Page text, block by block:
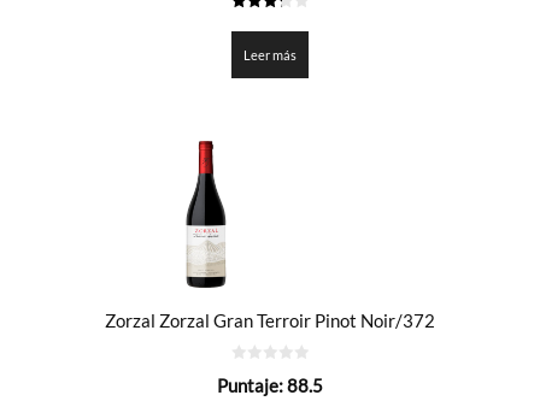
de 5
Leer más
Zorzal Zorzal Gran Terroir Pinot Noir/372
de
Puntaje:88.5